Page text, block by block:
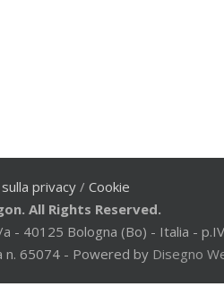
privacy/ Cookie
All Rights Reserved.
- 40125 Bologna (Bo) - Italia -
n. 65074 - Powered by Disegno